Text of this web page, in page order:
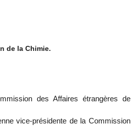
de la Chimie.
des Affaires étrangères de
vice-présidente de la Commission